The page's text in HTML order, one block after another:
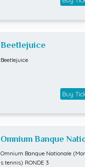
Beetlejuice
Beetlejuice
Buy
Omnium Banque
(Montreal - ATP
RONDE 3
Omnium Banque Nationale
s tennis) RONDE 3